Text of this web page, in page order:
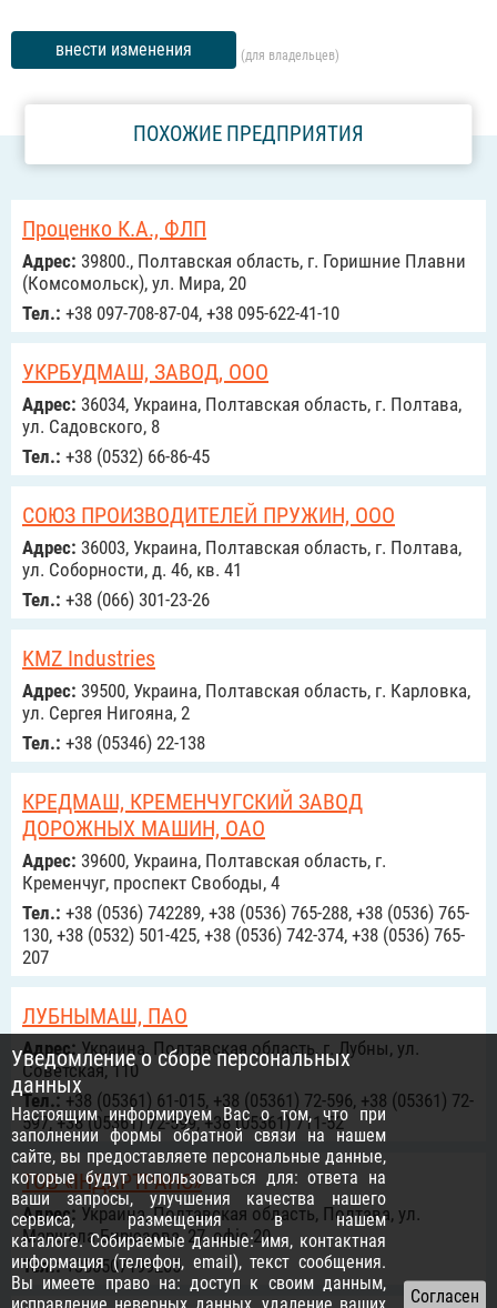
внести изменения (для владельцев)
ПОХОЖИЕ ПРЕДПРИЯТИЯ
Проценко К.А., ФЛП
Адрес: 39800., Полтавская область, г. Горишние Плавни
(Комсомольск), ул. Мира, 20
Тел.: +38 097-708-87-04, +38 095-622-41-10
УКРБУДМАШ, ЗАВОД, ООО
Адрес: 36034, Украина, Полтавская область, г. Полтава,
ул. Садовского, 8
Тел.: +38 (0532) 66-86-45
СОЮЗ ПРОИЗВОДИТЕЛЕЙ ПРУЖИН, ООО
Адрес: 36003, Украина, Полтавская область, г. Полтава,
ул. Соборности, д. 46, кв. 41
Тел.: +38 (066) 301-23-26
KMZ Industries
Адрес: 39500, Украина, Полтавская область, г. Карловка,
ул. Сергея Нигояна, 2
Тел.: +38 (05346) 22-138
КРЕДМАШ, КРЕМЕНЧУГСКИЙ ЗАВОД
ДОРОЖНЫХ МАШИН, ОАО
Адрес: 39600, Украина, Полтавская область, г.
Кременчуг, проспект Свободы, 4
Тел.: +38 (0536) 742289, +38 (0536) 765-288, +38 (0536) 765-
130, +38 (0532) 501-425, +38 (0536) 742-374, +38 (0536) 765-
207
ЛУБНЫМАШ, ПАО
Адрес:Украина, Полтавская область, г. Лубны, ул.
Советская, 110
Тел.: +38 (05361) 61-015, +38 (05361) 72-596, +38 (05361) 72-
597, +38 (05361) 72-599, +38 (05361) 711-52
ТОВ «ІНДАРТРАНС»
Адрес: Украина, Полтавская область, Полтава, ул.
Маршала Бирюзова, 27, офіс 20
Тел.:+380507199205
Уведомление о сборе персональных
данных
Настоящим информируем Вас о том, что при
заполнении формы обратной связи на нашем
сайте, вы предоставляете персональные данные,
которые будут использоваться для: ответа на
ваши запросы, улучшения качества нашего
сервиса, размещения в нашем
каталоге. Собираемые данные: имя, контактная
информация (телефон, email), текст сообщения.
Вы имеете право на: доступ к своим данным,